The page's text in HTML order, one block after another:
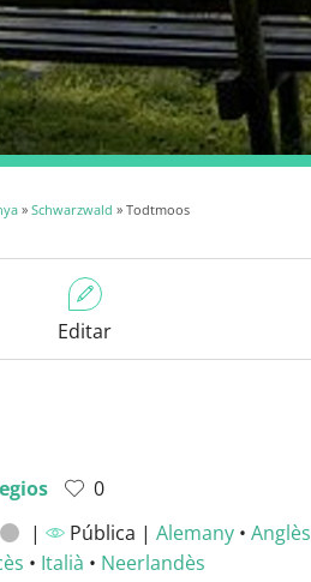
» Schwarzwald » Todtmoos
Editar
0
| Pública | Alemany• Anglès
• Italià • Neerlandès